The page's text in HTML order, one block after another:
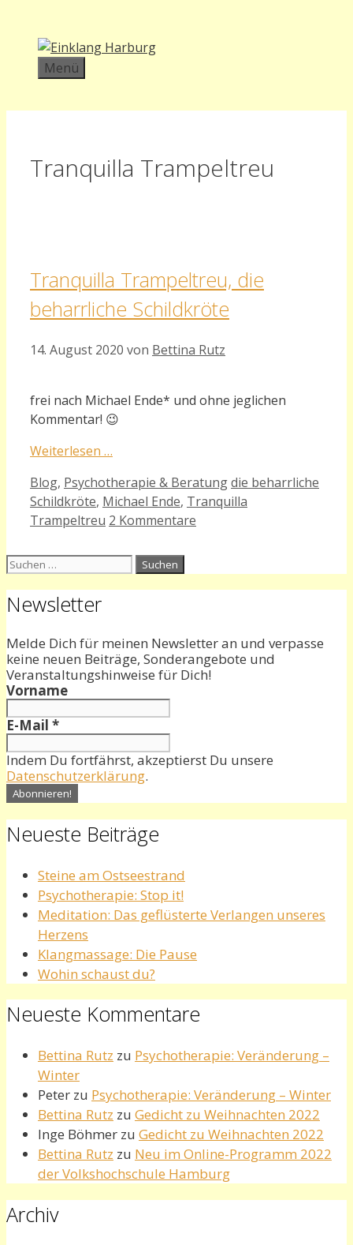
Inhalt
springen
Menü
Tranquilla Trampeltreu
Tranquilla Trampeltreu, die
beharrliche Schildkröte
14. August 2020 von Bettina Rutz
frei nach Michael Ende* und ohne jeglichen
Kommentar! 😉
Weiterlesen …
Kategorien
Blog, Psychotherapie & BeratungSchlagwörter
die beharrliche
Schildkröte, Michael Ende, Tranquilla
Trampeltreu 2 Kommentare
Suchen
Newsletter
Melde Dich für meinen Newsletter an und verpasse
keine neuen Beiträge, Sonderangebote und
Veranstaltungshinweise für Dich!
Vorname
E-Mail *
Indem Du fortfährst, akzeptierst Du unsere
Datenschutzerklärung.
Neueste Beiträge
Steine am Ostseestrand
Psychotherapie: Stop it!
Meditation: Das geflüsterte Verlangen unseres
Herzens
Klangmassage: Die Pause
Wohin schaust du?
Neueste Kommentare
Bettina Rutz zu Psychotherapie: Veränderung –
Winter
Peter zu Psychotherapie: Veränderung – Winter
Bettina Rutz zu Gedicht zu Weihnachten 2022
Inge Böhmer zu Gedicht zu Weihnachten 2022
Bettina Rutz zu Neu im Online-Programm 2022
der Volkshochschule Hamburg
Archiv